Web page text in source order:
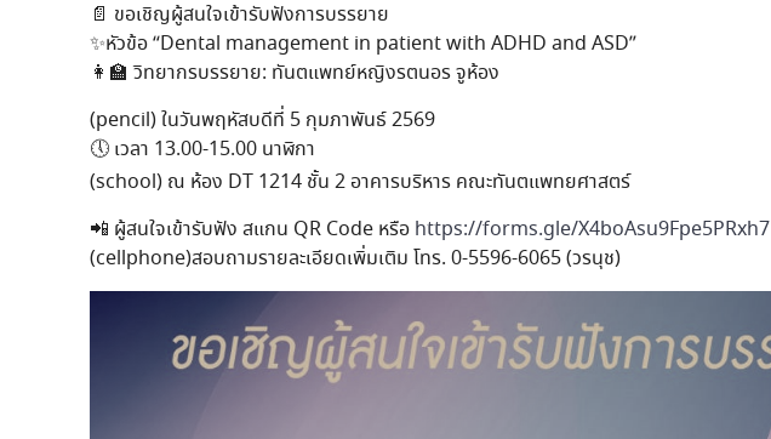
📄 ขอเชิญผู้สนใจเข้ารับฟังการบรรยาย
✨หัวข้อ “Dental management in patient with ADHD and ASD”
👩‍🏫 วิทยากรบรรยาย: ทันตแพทย์หญิงรตนอร จูห้อง
(pencil) ในวันพฤหัสบดีที่ 5 กุมภาพันธ์ 2569
🕔 เวลา 13.00-15.00 นาฬิกา
(school) ณ ห้อง DT 1214 ชั้น 2 อาคารบริหาร คณะทันตแพทยศาสตร์
📲 ผู้สนใจเข้ารับฟัง สแกน QR Code หรือ https://forms.gle/X4boAsu9Fpe5PRxh7
(cellphone)สอบถามรายละเอียดเพิ่มเติม โทร. 0-5596-6065 (วรนุช)